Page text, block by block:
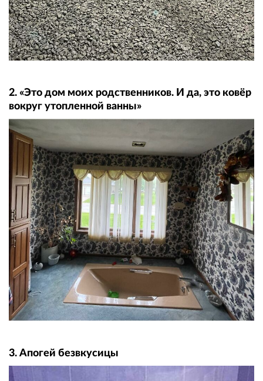
2. «Это дом моих родственников. И да, это ковёр
вокруг утопленной ванны»
3. Апогей безвкусицы